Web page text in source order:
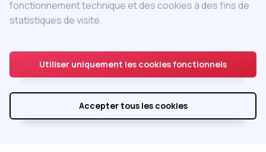
Adhérer au GEVIL
Accès adhérent
Réalisé parIntegral Service
fonctionnement technique et des cookies à des fins de
statistiques de visite.
Utiliser uniquement les cookies fonctionnels
Accepter tous les cookies